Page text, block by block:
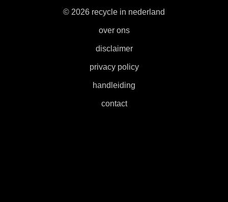
© 2026 recycle in nederland
over ons
disclaimer
privacy policy
handleiding
contact